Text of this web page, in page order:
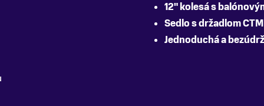
12" kolesá s
Sedlo s držadlom
Jednoduchá a